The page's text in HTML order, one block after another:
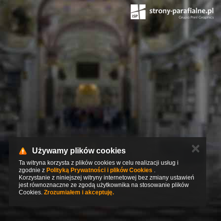
Używamy plików cookies
Ta witryna korzysta z plików cookies w celu realizacji usług i
zgodnie z Polityką Prywatności i plików Cookies .
Korzystanie z niniejszej witryny internetowej bez zmiany ustawień
jest równoznaczne ze zgodą użytkownika na stosowanie plików
Cookies. Zrozumiałem i akceptuję.
✕